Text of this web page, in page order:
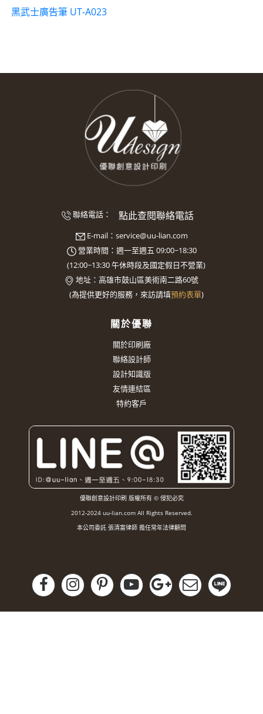
黑武士廣告筆 UT-A023
聯絡電話： 點此查閱聯絡電話
E-mail： service@uu-lian.com
營業時間：週一至週五 09:00~18:30
(12:00~13:30午休時段及國定假日不營業)
地址： 高雄市鼓山區美術南二路60號
(為提供更好的服務，來訪請填預約表單)
關於優聯
關於印刷廠
聯絡設計師
設計知識版
友情連結區
特約客戶
優聯創意設計印刷 版權所有 © 侵犯必究
2012-2024 uu-lian.com All Rights Reserved.
本公司委託 張清富律師 擔任常年法律顧問